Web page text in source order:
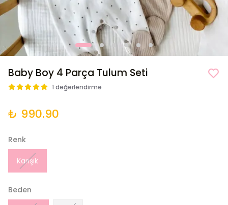
Baby Boy 4 Parça Tulum Seti
1 değerlendirme
₺ 990.90
Renk
Karışık
Beden